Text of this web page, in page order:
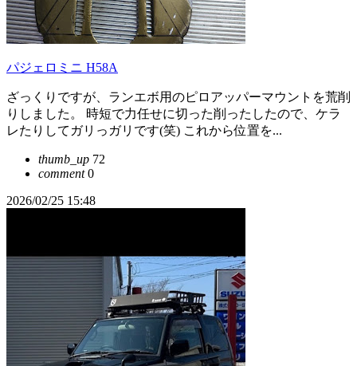
パジェロミニ H58A
ざっくりですが、ランエボ用のピロアッパーマウントを荒削
りしました。 時短で力任せに切った削ったしたので、ケラ
レたりしてガリっガリです(笑) これから位置を...
thumb_up 72
comment0
2026/02/25 15:48